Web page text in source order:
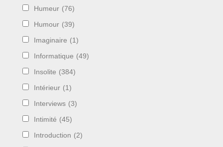
Humeur (76)
Humour (39)
Imaginaire (1)
Informatique (49)
Insolite (384)
Intérieur (1)
Interviews (3)
Intimité (45)
Introduction (2)